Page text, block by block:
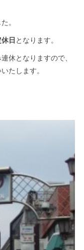
。
日 となります。
休となりますので、
たします。